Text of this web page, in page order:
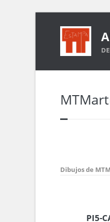
Dibujos de
PI5-